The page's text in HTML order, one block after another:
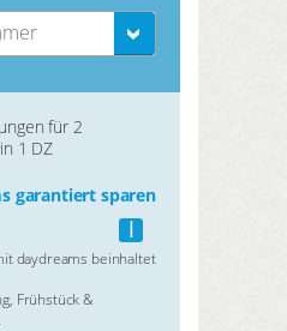
für 2
1 DZ
garantiert sparen
i
daydreams beinhaltet
Frühstück &